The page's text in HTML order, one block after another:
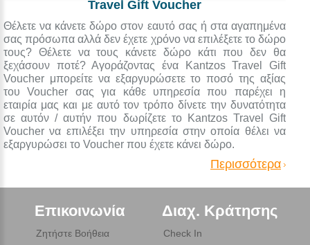
Travel Gift Voucher
Θέλετε να κάνετε δώρο στον εαυτό σας ή στα αγαπημένα
σας πρόσωπα αλλά δεν έχετε χρόνο να επιλέξετε το δώρο
τους? Θέλετε να τους κάνετε δώρο κάτι που δεν θα
ξεχάσουν ποτέ? Αγοράζοντας ένα Kantzos Travel Gift
Voucher μπορείτε να εξαργυρώσετε το ποσό της αξίας
του Voucher σας για κάθε υπηρεσία που παρέχει η
εταιρία μας και με αυτό τον τρόπο δίνετε την δυνατότητα
σε αυτόν / αυτήν που δωρίζετε το Kantzos Travel Gift
Voucher να επιλέξει την υπηρεσία στην οποία θέλει να
εξαργυρώσει το Voucher που έχετε κάνει δώρο.
Περισσότερα
Επικοινωνία
Ζητήστε Βοήθεια
Διαχ. Κράτησης
Check In